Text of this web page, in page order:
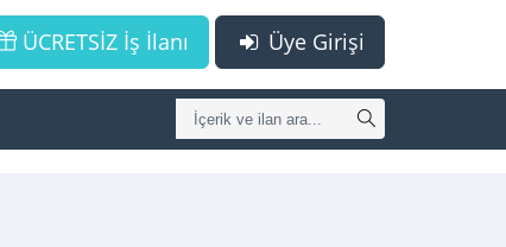
Üye Girişi
ÜCRETSİZ İş İlanı